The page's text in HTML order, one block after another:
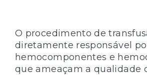
O procedimento de
diretamente responsável
hemocomponentes e
que ameaçam a qualidade